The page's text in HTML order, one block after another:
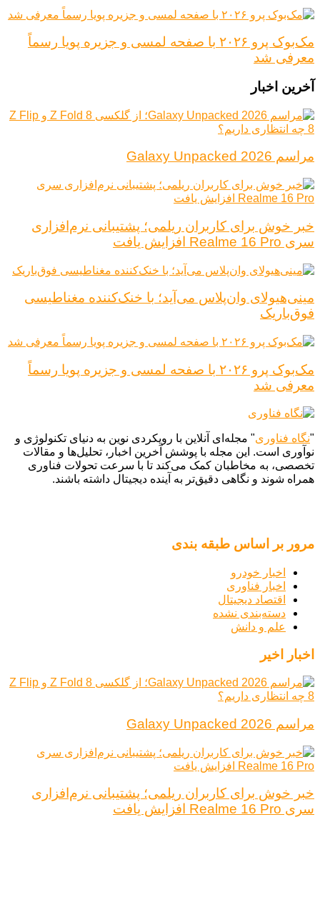
مک‌بوک پرو ۲۰۲۶ با صفحه لمسی و جزیره پویا رسماً
معرفی شد
آخرین اخبار
مراسم Galaxy Unpacked 2026
خبر خوش برای کاربران ریلمی؛ پشتیبانی نرم‌افزاری
سری Realme 16 Pro افزایش یافت
مینی‌هیولای وان‌پلاس می‌آید؛ با خنک‌کننده مغناطیسی
فوق‌باریک
مک‌بوک پرو ۲۰۲۶ با صفحه لمسی و جزیره پویا رسماً
معرفی شد
"نگاه فناوری" مجله‌ای آنلاین با رویکردی نوین به دنیای تکنولوژی و
نوآوری است. این مجله با پوشش آخرین اخبار، تحلیل‌ها و مقالات
تخصصی، به مخاطبان کمک می‌کند تا با سرعت تحولات فناوری
همراه شوند و نگاهی دقیق‌تر به آینده دیجیتال داشته باشند.
مرور بر اساس طبقه بندی
اخبار خودرو
اخبار فناوری
اقتصاد دیجیتال
دسته‌بندی نشده
علم و دانش
اخبار اخیر
مراسم Galaxy Unpacked 2026
خبر خوش برای کاربران ریلمی؛ پشتیبانی نرم‌افزاری
سری Realme 16 Pro افزایش یافت